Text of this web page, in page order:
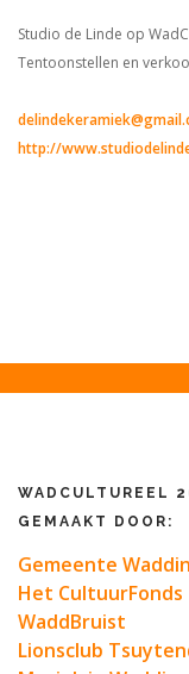
Studio de Linde op
Tentoonstellen en
http://
WADCULTUREEL
GEMAAKT DOOR:
Gemeente
Het CultuurFonds
WaddBruist
Lionsclub